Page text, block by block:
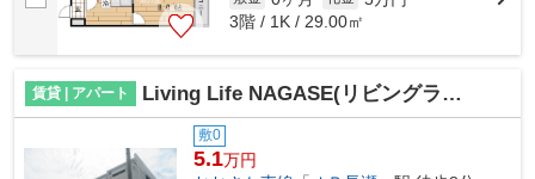
3階 / 1K / 29.00㎡
賃貸 | アパート Living Life NAGASE(リビングライフ長瀬）（長瀬賃貸）
敷0
5.1万円